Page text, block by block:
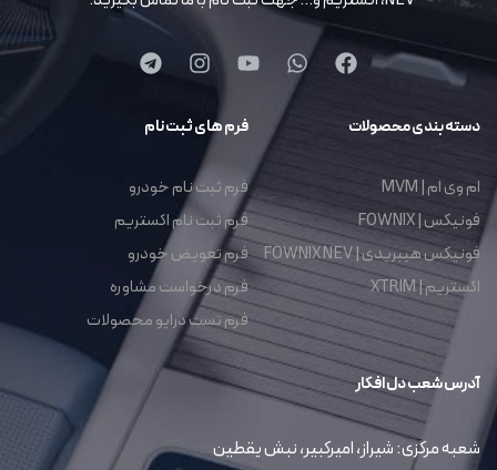
دسته بندی محصولات
ام وی ام | MVM
فونیکس | FOWNIX
فونیکس هیبریدی | FOWNIX NEV
اکستریم | XTRIM
فرم های ثبت نام
فرم ثبت نام خودرو
فرم ثبت نام اکستریم
فرم تعویض خودرو
فرم درخواست مشاوره
فرم تست درایو محصولات
آدرس شعب دل افکار
شعبه مرکزی: شیراز، امیرکبیر، نبش یقطین